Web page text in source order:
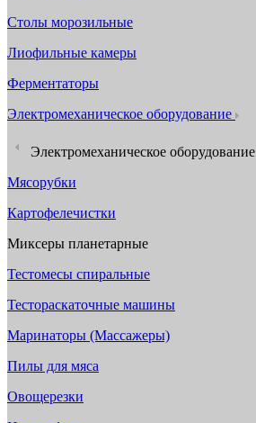
Столы морозильные
Лиофильные камеры
Ферментаторы
Электромеханическое оборудование
Электромеханическое оборудование
Мясорубки
Картофелечистки
Миксеры планетарные
Тестомесы спиральные
Тестораскаточные машины
Маринаторы (Массажеры)
Пилы для мяса
Овощерезки